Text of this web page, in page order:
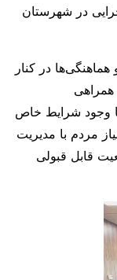
در شهرستان
هماهنگی‌ها در کنار
همراهی
وجود شرایط خاص
مردم با مدیریت
قابل قبولی